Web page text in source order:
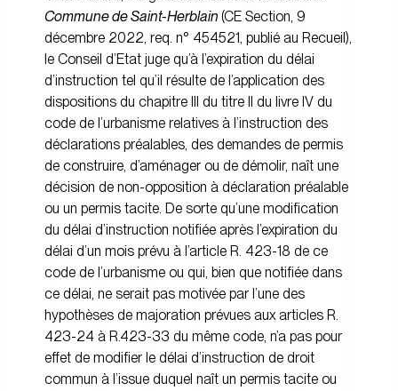
Commune de Saint-Herblain (CE Section, 9
décembre 2022, req. n° 454521, publié au Recueil)
le Conseil d’Etat juge qu’à l’expiration du délai
d’instruction tel qu’il résulte de l’application des
dispositions du chapitre III du titre II du livre IV du
code de l’urbanisme relatives à l’instruction des
déclarations préalables, des demandes de permis
de construire, d’aménager ou de démolir, naît une
décision de non-opposition à déclaration préalable
ou un permis tacite. De sorte qu’une modification
du délai d’instruction notifiée après l’expiration du
délai d’un mois prévu à l’article R. 423-18 de ce
code de l’urbanisme ou qui, bien que notifiée dans
ce délai, ne serait pas motivée par l’une des
hypothèses de majoration prévues aux articles R.
423-24 à R.423-33 du même code, n’a pas pour
effet de modifier le délai d’instruction de droit
commun à l’issue duquel naît un permis tacite ou